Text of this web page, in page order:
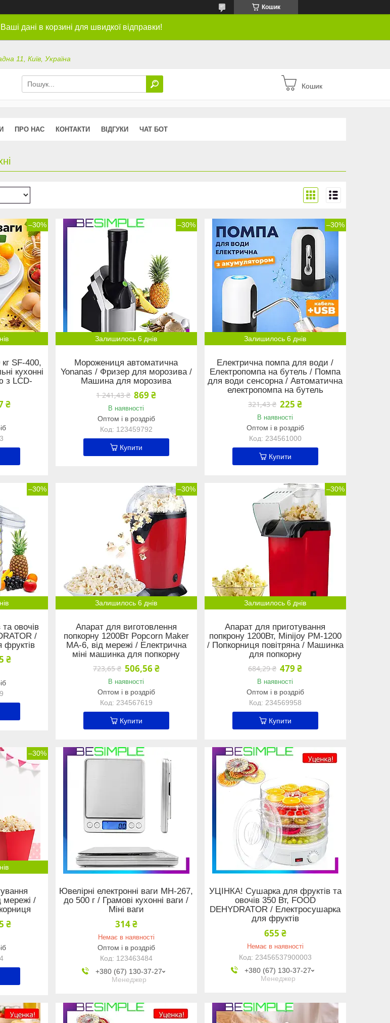
Кошик
дані в корзині для швидкої відправки!
11, Київ, Україна
Кошик
ПРО НАС КОНТАКТИ ВІДГУКИ ЧАТ БОТ
–30%
SF-400,
кухонні
з LCD-
₴
–30%
Залишилось 6 днів
Морожениця автоматична
Yonanas / Фризер для морозива /
Машина для морозива
1 241,43 ₴ 869 ₴
В наявності
Оптом і в роздріб
123459792
Купити
–30%
Залишилось 6 днів
Електрична помпа для води /
Електропомпа на бутель / Помпа
для води сенсорна / Автоматична
електропомпа на бутель
321,43 ₴ 225 ₴
В наявності
Оптом і в роздріб
234561000
Купити
–30%
овочів
/
фруктів
₴
–30%
Залишилось 6 днів
Апарат для виготовлення
попкорну 1200Вт Popcorn Maker
MA-6, від мережі / Електрична
міні машинка для попкорну
723,65 ₴ 506,56 ₴
В наявності
Оптом і в роздріб
234567619
Купити
–30%
Залишилось 6 днів
Апарат для приготування
попкрону 1200Вт, Minijoy PM-1200
/ Попкорниця повітряна / Машинка
для попкорну
684,29 ₴ 479 ₴
В наявності
Оптом і в роздріб
234569958
Купити
–30%
мережі /
₴
Ювелірні електронні ваги MH-267,
до 500 г / Грамові кухонні ваги /
Міні ваги
314 ₴
Немає в наявності
Оптом і в роздріб
123463484
+380 (67) 130-37-27
Менеджер
УЦІНКА! Сушарка для фруктів та
овочів 350 Вт, FOOD
DEHYDRATOR / Електросушарка
для фруктів
655 ₴
Немає в наявності
23456537900003
+380 (67) 130-37-27
Менеджер